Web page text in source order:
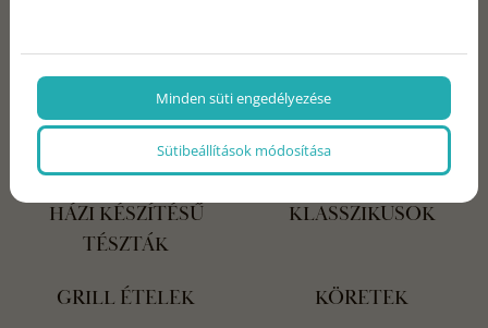
Étlapunkról
LEVESEK, SALÁTÁK ELŐÉTELEK
HÁZI KÉSZÍTÉSŰ
TÉSZTÁK
KLASSZIKUSOK
GRILL ÉTELEK KÖRETEK
Minden süti engedélyezése
Sütibeállítások módosítása